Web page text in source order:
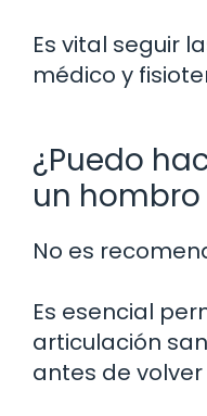
Es vital seguir
médico y
¿Puedo
un
No es
Es esencial
articulación
antes de